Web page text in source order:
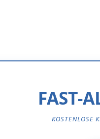
FAST-
KOSTENLOSE